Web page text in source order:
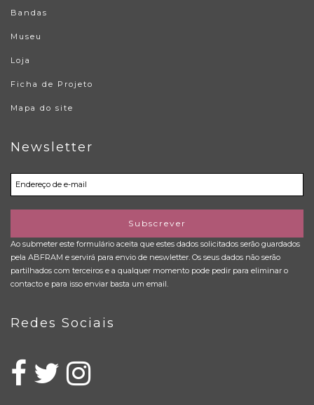
Bandas
Museu
Loja
Ficha de Projeto
Mapa do site
Newsletter
Subscrever
Ao submeter este formulário aceita que estes dados solicitados serão guardados
pela ABFRAM e servirá para envio de neswletter. Os seus dados não serão
partilhados com terceiros e a qualquer momento pode pedir para eliminar o
contacto e para isso enviar basta um email.
Redes Sociais